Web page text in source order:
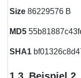
Size 86229576 B
MD5
SHA1